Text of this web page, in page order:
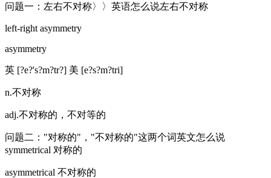
问题一：左右不对称〉〉英语怎么说左右不对称
left-right asymmetry
asymmetry
英 [?e?'s?m?tr?] 美 [e?s?m?tri]
n.不对称
adj.不对称的，不对等的
问题二："对称的"，"不对称的"这两个词英文怎么说
symmetrical 对称的
asymmetrical 不对称的